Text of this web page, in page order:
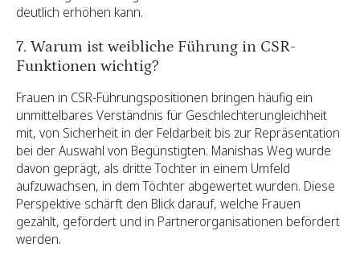
deutlich erhöhen kann.
7. Warum ist weibliche Führung in CSR-
Funktionen wichtig?
Frauen in CSR-Führungspositionen bringen häufig ein
unmittelbares Verständnis für Geschlechterungleichheit
mit, von Sicherheit in der Feldarbeit bis zur Repräsentation
bei der Auswahl von Begünstigten. Manishas Weg wurde
davon geprägt, als dritte Tochter in einem Umfeld
aufzuwachsen, in dem Töchter abgewertet wurden. Diese
Perspektive schärft den Blick darauf, welche Frauen
gezählt, gefördert und in Partnerorganisationen befördert
werden.